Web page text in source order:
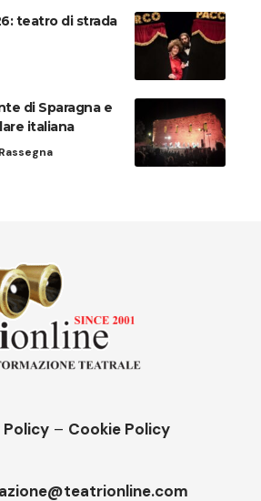
teatro di strada
di Sparagna e
italiana
Policy – Cookie Policy